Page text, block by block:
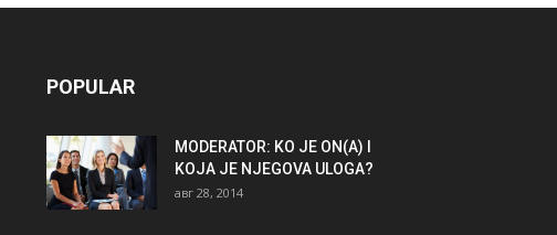
POPULAR
MODERATOR: KO JE ON(A) I
KOJA JE NJEGOVA ULOGA?
авг 28, 2014